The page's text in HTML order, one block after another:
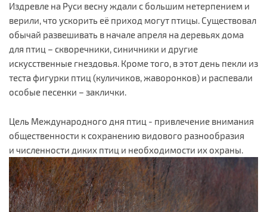
Издревле на Руси весну ждали с большим нетерпением и
верили, что ускорить её приход могут птицы. Существовал
обычай развешивать в начале апреля на деревьях дома
для птиц – скворечники, синичники и другие
искусственные гнездовья. Кроме того, в этот день пекли из
теста фигурки птиц (куличиков, жаворонков) и распевали
особые песенки – заклички.
Цель Международного дня птиц - привлечение внимания
общественности к сохранению видового разнообразия
и численности диких птиц и необходимости их охраны.